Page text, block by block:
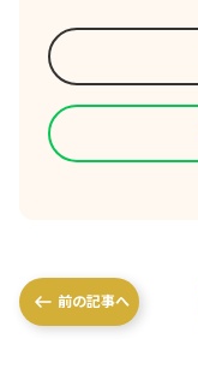
前の記事へ